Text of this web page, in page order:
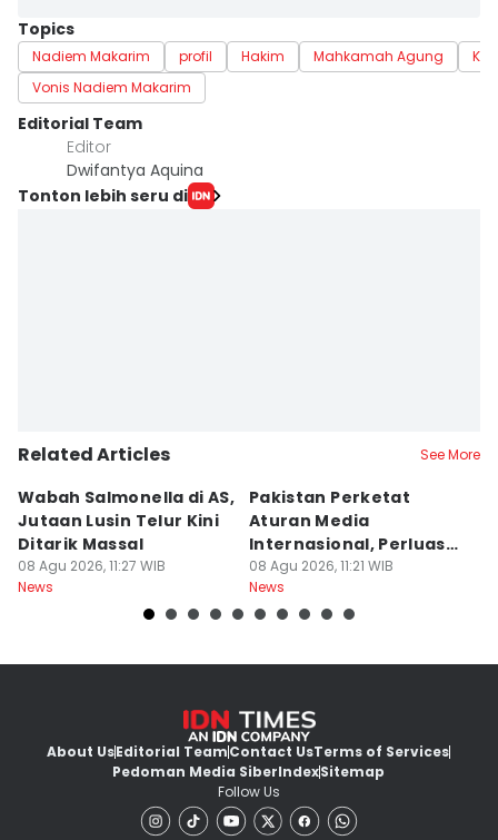
Topics
Nadiem Makarim profil Hakim Mahkamah Agung
Vonis Nadiem Makarim
Editorial Team
Editor
Dwifantya Aquina
Tonton lebih seru di
Related Articles See More
Wabah Salmonella di AS,
Jutaan Lusin Telur Kini
Ditarik Massal
08 Agu 2026, 11:27 WIB
News
Pakistan Perketat
Aturan Media
Internasional, Perluas
Pengawasan
08 Agu 2026, 11:21 WIB
News
About UsEditorial TeamContact UsTerms of Services
Pedoman Media SiberIndexSitemap
Follow Us